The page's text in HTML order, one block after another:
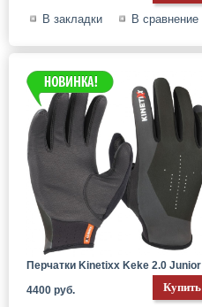
В закладки В сравнение
Перчатки Kinetixx Keke 2.0 Junior
4400 руб.